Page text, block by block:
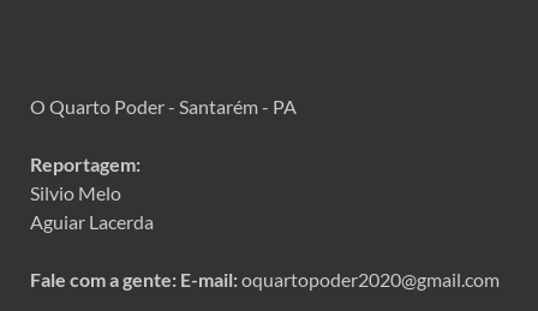
O Quarto Poder - Santarém - PA
Reportagem:
Silvio Melo
Aguiar Lacerda
Fale com a gente: E-mail:oquartopoder2020@gmail.com